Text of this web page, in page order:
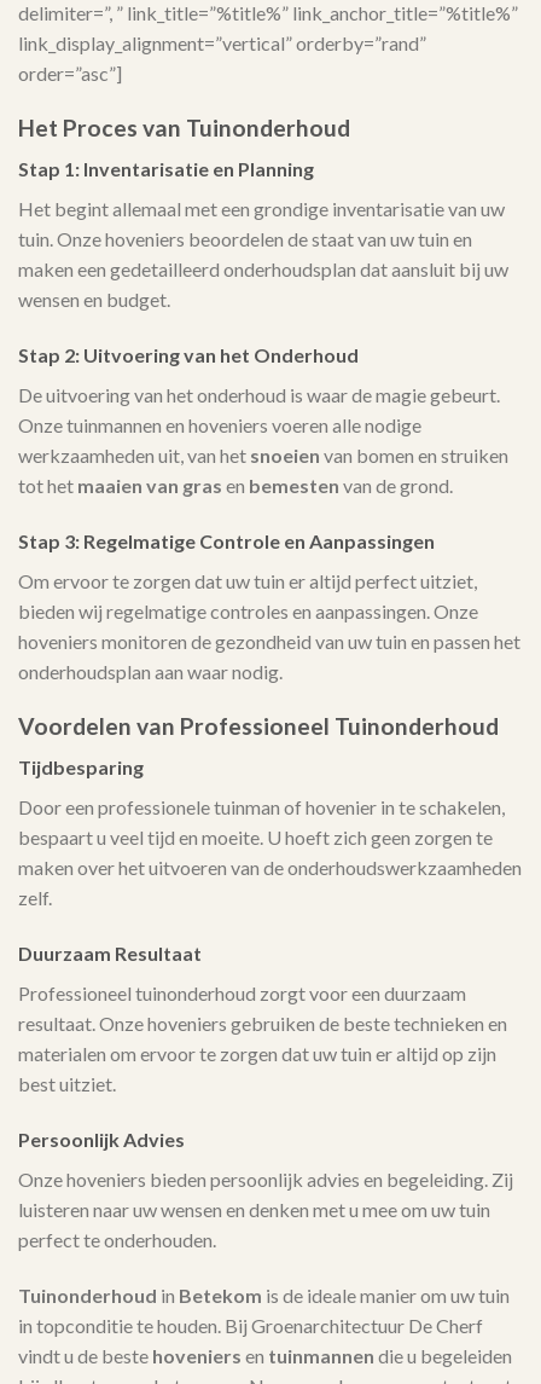
delimiter=”, ” link_title=”%title%” link_anchor_title=”%title%”
link_display_alignment=”vertical” orderby=”rand”
order=”asc”]
Het Proces van Tuinonderhoud
Stap 1: Inventarisatie en Planning
Het begint allemaal met een grondige inventarisatie van uw
tuin. Onze hoveniers beoordelen de staat van uw tuin en
maken een gedetailleerd onderhoudsplan dat aansluit bij uw
wensen en budget.
Stap 2: Uitvoering van het Onderhoud
De uitvoering van het onderhoud is waar de magie gebeurt.
Onze tuinmannen en hoveniers voeren alle nodige
werkzaamheden uit, van het snoeien van bomen en struiken
tot het maaien van gras en bemesten van de grond.
Stap 3: Regelmatige Controle en Aanpassingen
Om ervoor te zorgen dat uw tuin er altijd perfect uitziet,
bieden wij regelmatige controles en aanpassingen. Onze
hoveniers monitoren de gezondheid van uw tuin en passen het
onderhoudsplan aan waar nodig.
Voordelen van Professioneel Tuinonderhoud
Tijdbesparing
Door een professionele tuinman of hovenier in te schakelen,
bespaart u veel tijd en moeite. U hoeft zich geen zorgen te
maken over het uitvoeren van de onderhoudswerkzaamheden
zelf.
Duurzaam Resultaat
Professioneel tuinonderhoud zorgt voor een duurzaam
resultaat. Onze hoveniers gebruiken de beste technieken en
materialen om ervoor te zorgen dat uw tuin er altijd op zijn
best uitziet.
Persoonlijk Advies
Onze hoveniers bieden persoonlijk advies en begeleiding. Zij
luisteren naar uw wensen en denken met u mee om uw tuin
perfect te onderhouden.
Tuinonderhoud in Betekom is de ideale manier om uw tuin
in topconditie te houden. Bij Groenarchitectuur De Cherf
vindt u de beste hoveniers en tuinmannen die u begeleiden